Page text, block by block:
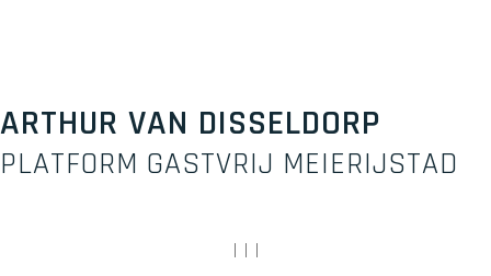
ARTHUR VAN DISSELDORP
PLATFORM GASTVRIJ MEIERIJSTAD
| | |